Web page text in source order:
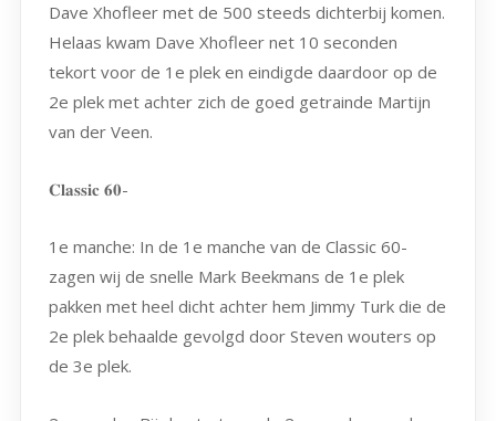
Dave Xhofleer met de 500 steeds dichterbij komen.
Helaas kwam Dave Xhofleer net 10 seconden
tekort voor de 1e plek en eindigde daardoor op de
2e plek met achter zich de goed getrainde Martijn
van der Veen.
𝐂𝐥𝐚𝐬𝐬𝐢𝐜 𝟔𝟎-
1e manche: In de 1e manche van de Classic 60-
zagen wij de snelle Mark Beekmans de 1e plek
pakken met heel dicht achter hem Jimmy Turk die de
2e plek behaalde gevolgd door Steven wouters op
de 3e plek.